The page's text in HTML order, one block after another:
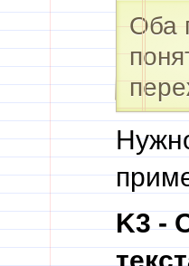
Оба
K3 -